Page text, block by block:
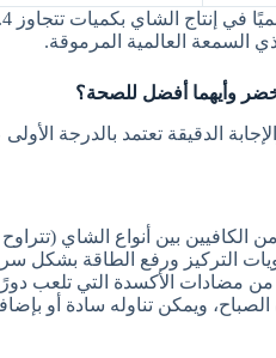
السمعة العالمية المرموقة.
وأيهما أفضل للصحة؟
الدقيقة تعتمد بالدرجة
أنواع الشاي (تتراوح بين 40 إلى 70 ملغ للكوب
التركيز ورفع الطاقة بشكل
مضادات الأكسدة التي تلعب
الصباح، ويمكن تناوله سادة أو